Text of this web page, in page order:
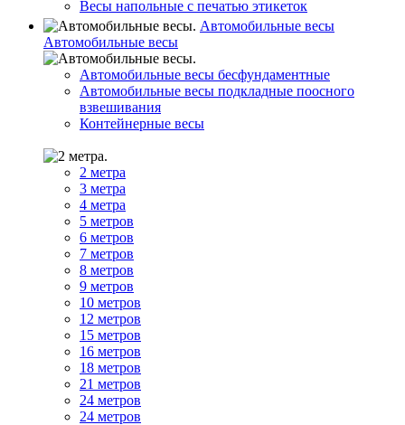
Весы напольные с печатью этикеток
Автомобильные весы
Автомобильные весы
Автомобильные весы бесфундаментные
Автомобильные весы подкладные поосного
взвешивания
Контейнерные весы
2 метра
3 метра
4 метра
5 метров
6 метров
7 метров
8 метров
9 метров
10 метров
12 метров
15 метров
16 метров
18 метров
21 метров
24 метров
24 метров